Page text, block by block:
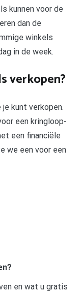
kunnen voor de
dan de
winkels
in de week.
verkopen?
kunt verkopen.
een kringloop-
een financiële
we een voor een
en wat u gratis